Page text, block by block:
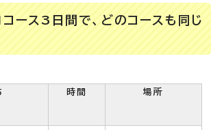
ス3日間で、どのコースも同じ
時間 場所